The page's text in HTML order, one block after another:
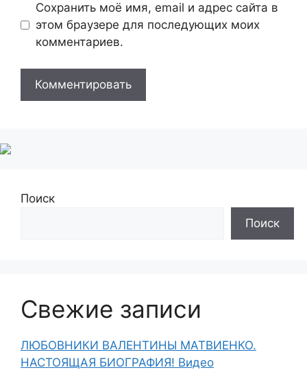
Сохранить моё имя, email и адрес сайта в
этом браузере для последующих моих
комментариев.
Поиск
Поиск
Свежие записи
ЛЮБОВНИКИ ВАЛЕНТИНЫ МАТВИЕНКО.
НАСТОЯЩАЯ БИОГРАФИЯ! Видео